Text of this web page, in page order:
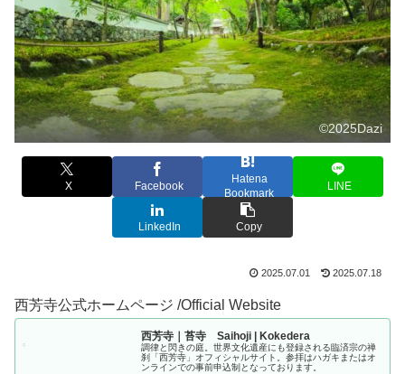
©2025Dazi
X Facebook
Hatena
Bookmark
LINE
LinkedIn Copy
2025.07.01 2025.07.18
西芳寺公式ホームページ /Official Website
西芳寺｜苔寺 Saihoji | Kokedera
調律と閃きの庭。世界文化遺産にも登録される臨済宗の禅
刹「西芳寺」オフィシャルサイト。参拝はハガキまたはオ
ンラインでの事前申込制となっております。